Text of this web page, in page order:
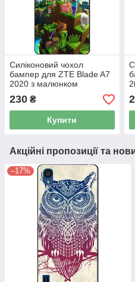
Силіконовий чохол
бампер для ZTE Blade A7
2020 з малюнком
Minecraft Майнкрафт
230 ₴
Купити
Акційні пропозиції та
–17%